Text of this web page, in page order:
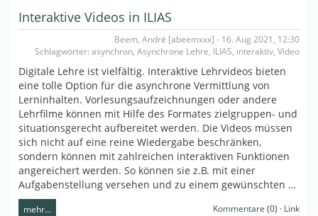
Interaktive Videos in ILIAS
Beem, André [abeemxxx] - 16. Aug 2021, 12:30
Schlagwörter: asynchron, Asynchrone Lehre, ILIAS, interaktiv, Video
Digitale Lehre ist vielfältig. Interaktive Lehrvideos bieten
eine tolle Option für die asynchrone Vermittlung von
Lerninhalten. Vorlesungsaufzeichnungen oder andere
Lehrfilme können mit Hilfe des Formates zielgruppen- und
situationsgerecht aufbereitet werden. Die Videos müssen
sich nicht auf eine reine Wiedergabe beschränken,
sondern können mit zahlreichen interaktiven Funktionen
angereichert werden. So können sie z.B. mit einer
Aufgabenstellung versehen und zu einem gewünschten …
mehr… Kommentare (0) · Link